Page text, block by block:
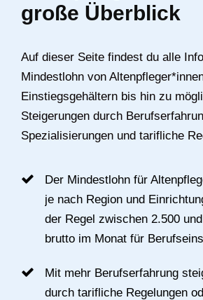
große Überblick
Auf dieser Seite findest du alle
Mindestlohn von
Einstiegsgehältern bis hin zu
Steigerungen durch
Spezialisierungen und tarifliche
Der Mindestlohn für
je nach Region und
der Regel zwischen 2.500
brutto im Monat für
Mit mehr Berufserfahrung
durch tarifliche Regelungen